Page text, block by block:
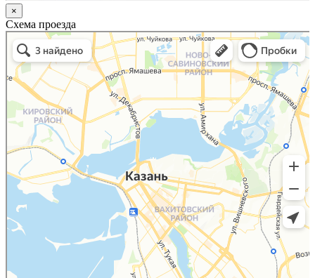
×
Схема проезда
Казань
Малый Татарский переулок, 8 на карте Москвы, ближайшее метро Новокузнецкая —
Яндекс.Карты